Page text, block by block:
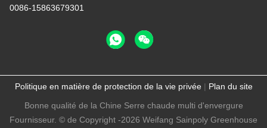
0086-15863679301
Politique en matière de protection de la vie privée| Plan du site
Bonne qualité de la Chine Serre chaude multi d'envergure
Fournisseur. © de Copyright -2026 Weifang Sainpoly Greenhouse